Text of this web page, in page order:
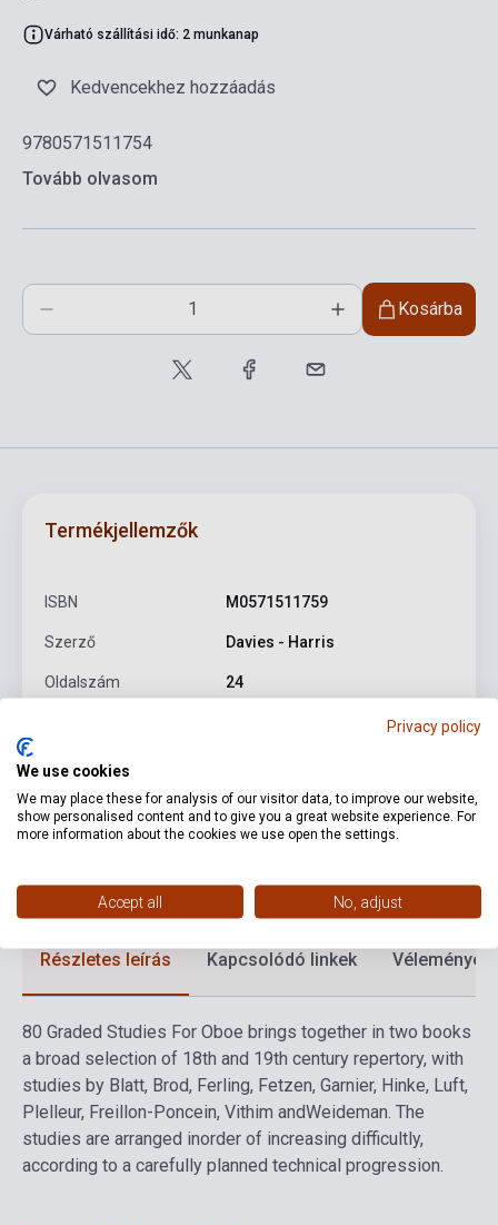
Várható szállítási idő: 2 munkanap
Kedvencekhez hozzáadás
9780571511754
Tovább olvasom
Kosárba
Termékjellemzők
ISBN M0571511759
Szerző Davies - Harris
Oldalszám 24
Kiadási év 1990
Formátum Kotta
Nyelv -
Részletes leírás Kapcsolódó linkek Vélemények
80 Graded Studies For Oboe brings together in two books
a broad selection of 18th and 19th century repertory, with
studies by Blatt, Brod, Ferling, Fetzen, Garnier, Hinke, Luft,
Plelleur, Freillon-Poncein, Vithim andWeideman. The
studies are arranged inorder of increasing difficultly,
according to a carefully planned technical progression.
Privacy policy
We use cookies
We may place these for analysis of our visitor data, to improve our website,
show personalised content and to give you a great website experience. For
more information about the cookies we use open the settings.
Accept all No, adjust